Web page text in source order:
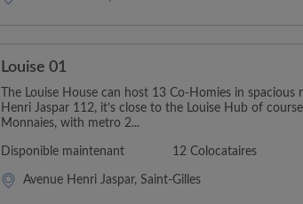
Louise 01
The Louise House can host 13 Co-Homies in spacious
Henri Jaspar 112, it’s close to the Louise Hub of
Monnaies, with metro 2...
Disponible maintenant 12 Colocataires
Avenue Henri Jaspar, Saint-Gilles